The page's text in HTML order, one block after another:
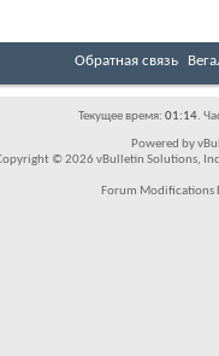
Powered by
Copyright © 2026 vBulletin Solutions,